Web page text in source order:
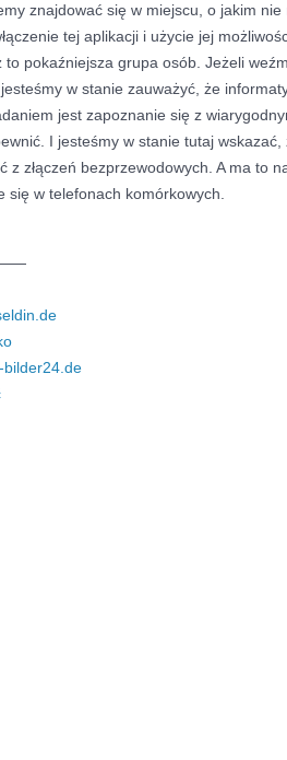
znajdować się w miejscu, o jakim
tej aplikacji i użycie jej
to pokaźniejsza grupa osób. Jeżeli
w stanie zauważyć, że
jest zapoznanie się z
I jesteśmy w stanie tutaj wskazać,
z złączeń bezprzewodowych. A ma to
się w telefonach komórkowych.
bilder24.de